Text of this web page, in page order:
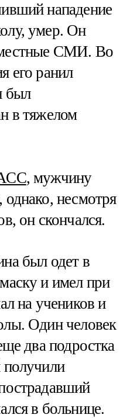
нападение
умер. Он
СМИ. Во
его ранил
был
в тяжелом
, мужчину
несмотря
он скончался.
был одет в
и имел при
на учеников и
Один человек
два подростка
в больнице.